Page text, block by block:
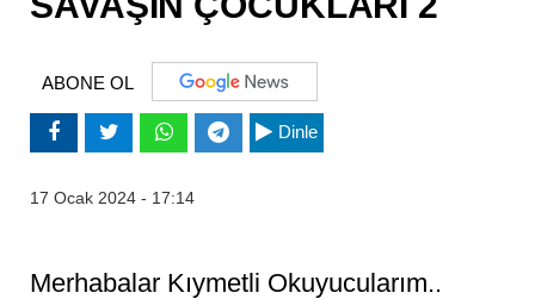
Haberleri
Galeri
Gizlilik
İlkeleri
ABONE OL
Dinle
17 Ocak 2024 - 17:14
Merhabalar Kıymetli Okuyucularım..